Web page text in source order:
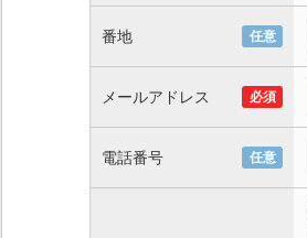
番地 任意
メールアドレス 必須
電話番号 任意